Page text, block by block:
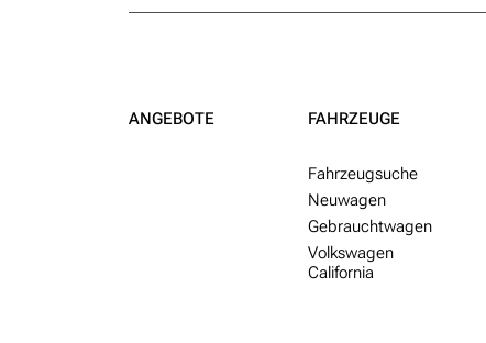
ANGEBOTE FAHRZEUGE
Fahr­zeug­suche
Neu­wagen
Gebraucht­wagen
Volkswagen
California